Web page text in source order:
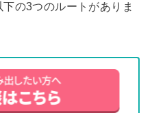
の3つのルートがありま